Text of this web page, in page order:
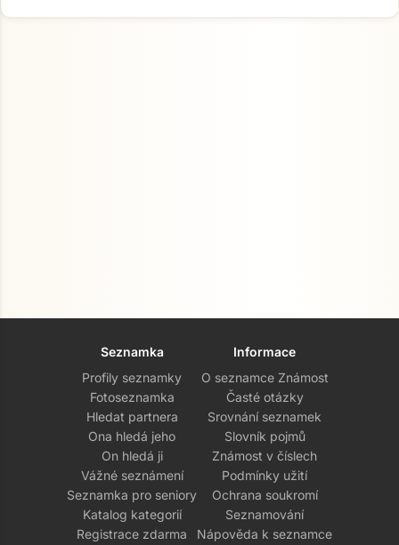
Seznamka
Profily seznamky
Fotoseznamka
Hledat partnera
Ona hledá jeho
On hledá ji
Vážné seznámení
Seznamka pro seniory
Katalog kategorií
Registrace zdarma
Informace
O seznamce Známost
Časté otázky
Srovnání seznamek
Slovník pojmů
Známost v číslech
Podmínky užití
Ochrana soukromí
Seznamování
Nápověda k seznamce